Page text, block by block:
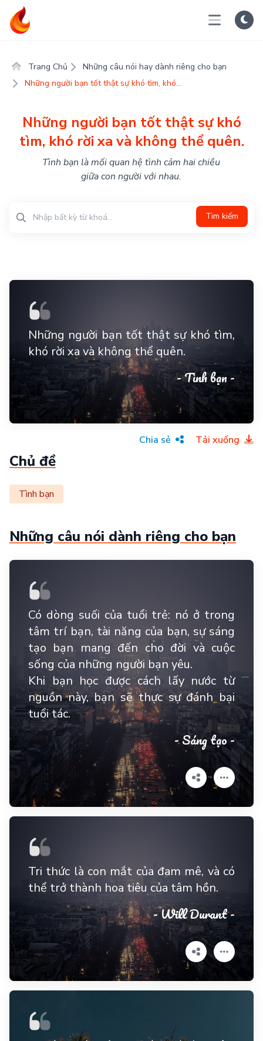
Trang Chủ
Những câu nói hay dành riêng cho bạn
Những người bạn tốt thật sự khó tìm, khó...
Những người bạn tốt thật sự khó
tìm, khó rời xa và không thể quên.
Tình bạn là mối quan hệ tình cảm hai chiều
giữa con người với nhau.
Tìm kiếm
Những người bạn tốt thật sự khó tìm,
khó rời xa và không thể quên.
- Tình bạn -
Chia sẻ Tải xuống
Chủ đề
Tình bạn
Những câu nói dành riêng cho bạn
Có dòng suối của tuổi trẻ: nó ở trong
tâm trí bạn, tài năng của bạn, sự sáng
tạo bạn mang đến cho đời và cuộc
sống của những người bạn yêu.
Khi bạn học được cách lấy nước từ
nguồn này, bạn sẽ thực sự đánh bại
tuổi tác.
- Sáng tạo -
Tri thức là con mắt của đam mê, và có
thể trở thành hoa tiêu của tâm hồn.
- Will Durant -